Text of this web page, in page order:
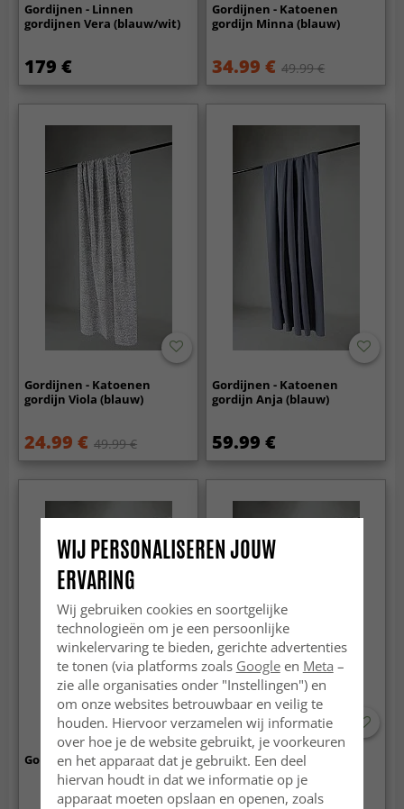
Gordijnen - Linnen
gordijnen Vera (blauw/wit)
179 €
Gordijnen - Katoenen
gordijn Minna (blauw)
34.99 € 49.99 €
Gordijnen - Katoenen
gordijn Viola (blauw)
24.99 € 49.99 €
Gordijnen - Katoenen
gordijn Anja (blauw)
59.99 €
Gordijn - Murphy (blauw) Gordijn - Rory (blauw)
WIJ PERSONALISEREN JOUW
ERVARING
Wij gebruiken cookies en soortgelijke
technologieën om je een persoonlijke
winkelervaring te bieden, gerichte advertenties
te tonen (via platforms zoals Googleen Meta –
zie alle organisaties onder "Instellingen") en
om onze websites betrouwbaar en veilig te
houden. Hiervoor verzamelen wij informatie
over hoe je de website gebruikt, je voorkeuren
en het apparaat dat je gebruikt. Een deel
hiervan houdt in dat we informatie op je
apparaat moeten opslaan en openen, zoals